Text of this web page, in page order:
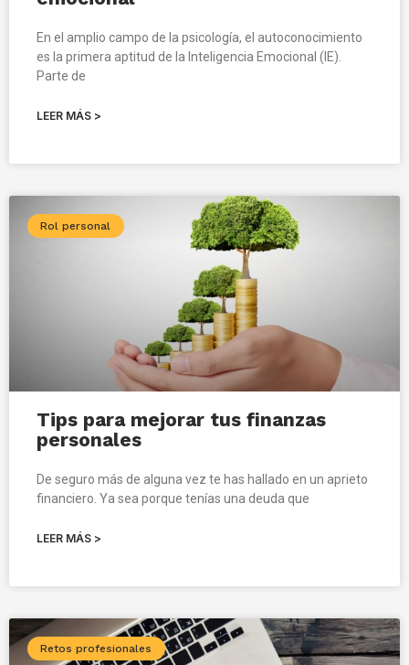
En el amplio campo de la psicología, el autoconocimiento
es la primera aptitud de la Inteligencia Emocional (IE).
Parte de
LEER MÁS >
Rol personal
Tips para mejorar tus finanzas
personales
De seguro más de alguna vez te has hallado en un aprieto
financiero. Ya sea porque tenías una deuda que
LEER MÁS >
Retos profesionales